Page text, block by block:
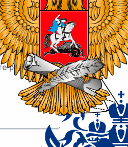
134
, а его
радиус